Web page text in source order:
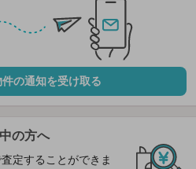
の通知を受け取る
の方へ
定することができま